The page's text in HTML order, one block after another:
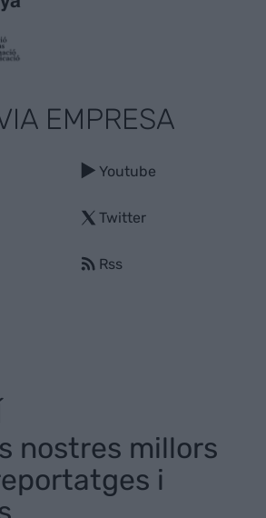
EMPRESA
Youtube
Twitter
Rss
nostres millors
i